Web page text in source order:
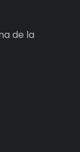
de la